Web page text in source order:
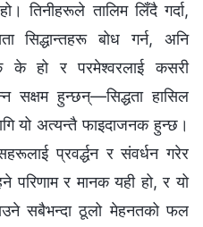
तिनीहरूले तालिम लिँदै गर्दा,
सिद्धान्तहरू बोध गर्न, अनि
के हो र परमेश्‍वरलाई कसरी
सक्षम हुन्छन्—सिद्धता हासिल
यो अत्यन्तै फाइदाजनक हुन्छ।
प्रवर्द्धन र संवर्धन गरेर
परिणाम र मानक यही हो, र यो
सबैभन्दा ठूलो मेहनतको फल